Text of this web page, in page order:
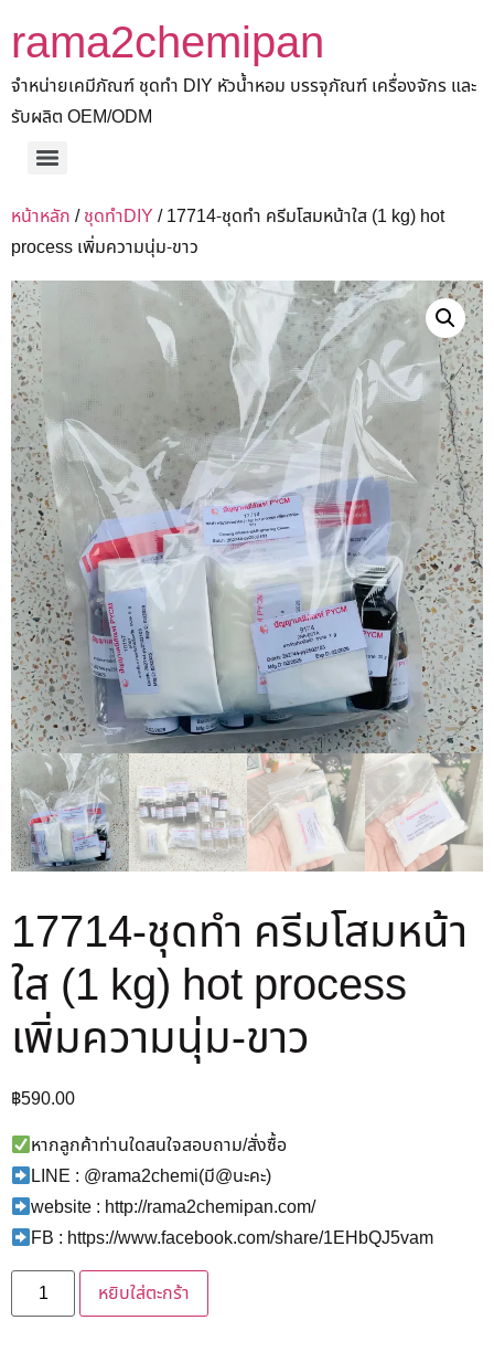
rama2chemipan
จำหน่ายเคมีภัณฑ์ ชุดทำ DIY หัวน้ำหอม บรรจุภัณฑ์ เครื่องจักร และ
รับผลิต OEM/ODM
หน้าหลัก /ชุดทำDIY / 17714-ชุดทำ ครีมโสมหน้าใส (1 kg) hot
process เพิ่มความนุ่ม-ขาว
17714-ชุดทำ ครีมโสมหน้า
ใส (1 kg) hot process
เพิ่มความนุ่ม-ขาว
฿590.00
หากลูกค้าท่านใดสนใจสอบถาม/สั่งซื้อ
LINE : @rama2chemi(มี@นะคะ)
website : http://rama2chemipan.com/
FB : https://www.facebook.com/share/1EHbQJ5vam
หยิบใส่ตะกร้า